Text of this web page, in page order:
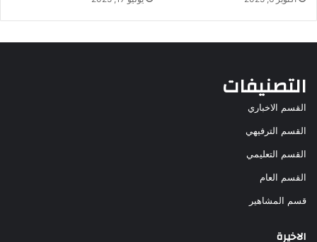
التصنيفات
القسم الاخباري
القسم الترفيهي
القسم التعليمي
القسم العام
قسم المشاهير
الاخيرة